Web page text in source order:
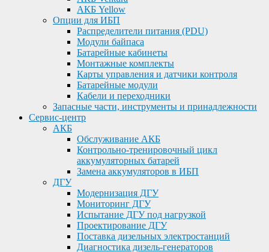
АКБ Yellow
Опции для ИБП
Распределители питания (PDU)
Модули байпаса
Батарейные кабинеты
Монтажные комплекты
Карты управления и датчики контроля
Батарейные модули
Кабели и переходники
Запасные части, инструменты и принадлежности
Сервис-центр
АКБ
Обслуживание АКБ
Контрольно-тренировочный цикл
аккумуляторных батарей
Замена аккумуляторов в ИБП
ДГУ
Модернизация ДГУ
Мониторинг ДГУ
Испытание ДГУ под нагрузкой
Проектирование ДГУ
Поставка дизельных электростанций
Диагностика дизель-генераторов